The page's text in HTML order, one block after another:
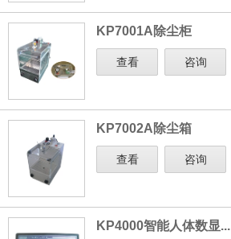
KP7001A除尘柜
查看 咨询
KP7002A除尘箱
查看 咨询
KP4000智能人体数显...